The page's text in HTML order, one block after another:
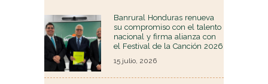
Banrural Honduras renueva
su compromiso con el talento
nacional y firma alianza con
el Festival de la Canción 2026
15 julio, 2026